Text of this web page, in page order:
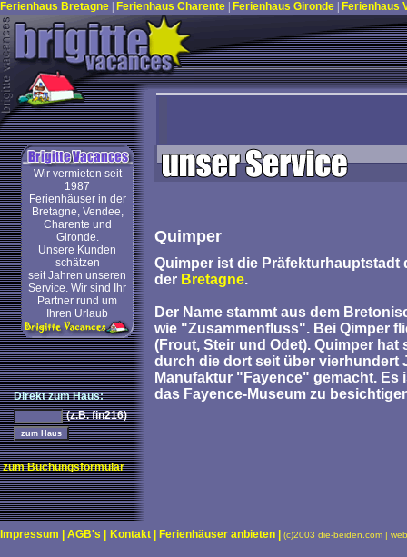
Ferienhaus Bretagne Ferienhaus Charente Ferienhaus Gironde Ferienhaus
Wir vermieten seit
1987
Ferienhäuser in der
Bretagne, Vendee,
Charente und
Gironde.
Unsere Kunden
schätzen
seit Jahren unseren
Service. Wir sind Ihr
Partner rund um
Ihren Urlaub
Direkt zum Haus:
(z.B. fin216)
zum Buchungsformular
Quimper
Quimper ist die Präfekturhauptstadt
der Bretagne.
Der Name stammt aus dem
wie "Zusammenfluss". Bei Qimper
(Frout, Steir und Odet). Quimper hat
durch die dort seit über vierhundert
Manufaktur "Fayence" gemacht.
das Fayence-Museum zu
Impressum | AGB's | Kontakt | Ferienhäuser anbieten | (c)2003 die-beiden.com |